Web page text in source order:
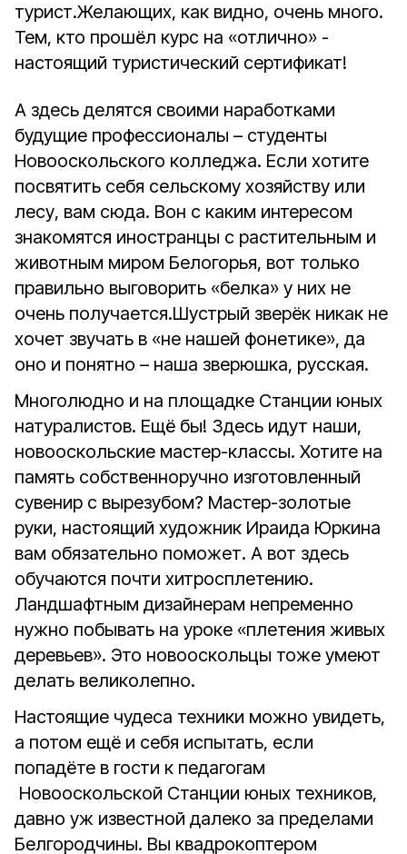
турист.Желающих, как видно, очень много.
Тем, кто прошёл курс на «отлично» -
настоящий туристический сертификат!
А здесь делятся своими наработками
будущие профессионалы – студенты
Новооскольского колледжа. Если хотите
посвятить себя сельскому хозяйству или
лесу, вам сюда. Вон с каким интересом
знакомятся иностранцы с растительным и
животным миром Белогорья, вот только
правильно выговорить «белка» у них не
очень получается.Шустрый зверёк никак не
хочет звучать в «не нашей фонетике», да
оно и понятно – наша зверюшка, русская.
Многолюдно и на площадке Станции юных
натуралистов. Ещё бы! Здесь идут наши,
новооскольские мастер-классы. Хотите на
память собственноручно изготовленный
сувенир с вырезубом? Мастер-золотые
руки, настоящий художник Ираида Юркина
вам обязательно поможет. А вот здесь
обучаются почти хитросплетению.
Ландшафтным дизайнерам непременно
нужно побывать на уроке «плетения живых
деревьев». Это новооскольцы тоже умеют
делать великолепно.
Настоящие чудеса техники можно увидеть,
а потом ещё и себя испытать, если
попадёте в гости к педагогам
Новооскольской Станции юных техников,
давно уж известной далеко за пределами
Белгородчины. Вы квадрокоптером